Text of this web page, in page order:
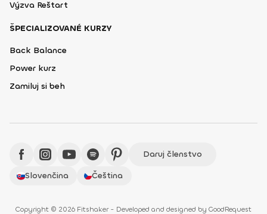
Výzva Reštart
ŠPECIALIZOVANÉ KURZY
Back Balance
Power kurz
Zamiluj si beh
Daruj členstvo
Slovenčina
Čeština
Copyright © 2026 Fitshaker - Developed and designed by GoodRequest